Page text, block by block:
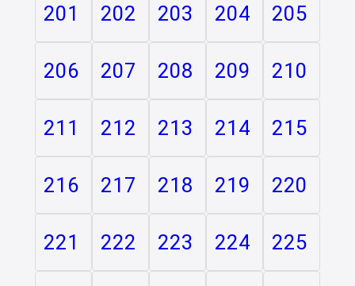
201 202 203 204 205
206 207 208 209 210
211 212 213 214 215
216 217 218 219 220
221 222 223 224 225